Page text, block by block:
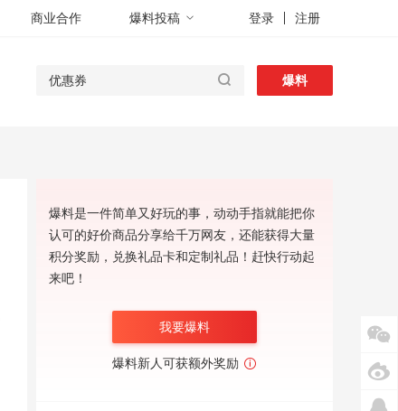
商业合作 爆料投稿 登录 注册
爆料
爆料是一件简单又好玩的事，动动手指就能把你
认可的好价商品分享给千万网友，还能获得大量
积分奖励，兑换礼品卡和定制礼品！赶快行动起
来吧！
我要爆料
爆料新人可获额外奖励